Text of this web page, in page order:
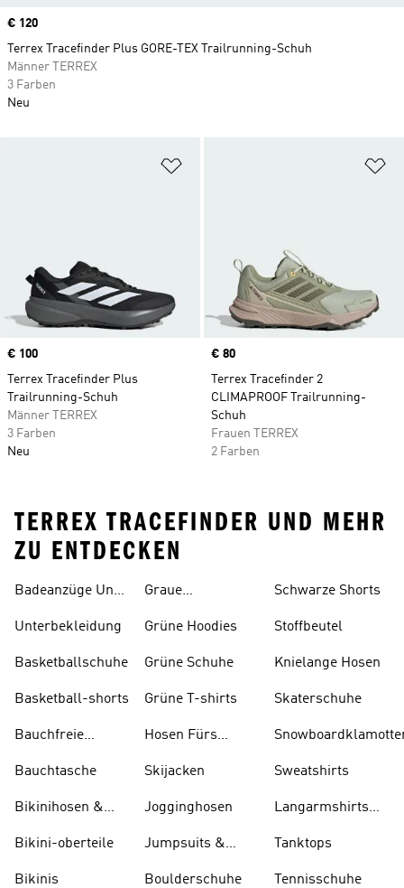
Price
€ 100
Terrex Tracefinder Plus
Trailrunning-Schuh
Männer TERREX
3 Farben
Neu
Price
€ 80
Terrex Tracefinder 2
CLIMAPROOF Trailrunning-
Schuh
Frauen TERREX
2 Farben
Price
€ 120
Terrex Tracefinder Plus GORE-TEX Trailrunning-Schuh
Männer TERREX
3 Farben
Neu
TERREX TRACEFINDER UND MEHR
ZU ENTDECKEN
Badeanzüge Und
Unterbekleidung
Basketballschuhe
Basketball-shorts
Bauchfreie
Bauchtasche
Bikinihosen &
Bikini-oberteile
Bikinis
Graue
Grüne Hoodies
Grüne Schuhe
Grüne T-shirts
Hosen Fürs
Skijacken
Jogginghosen
Jumpsuits &
Boulderschuhe
Schwarze Shorts
Stoffbeutel
Knielange Hosen
Skaterschuhe
Sweatshirts
Langarmshirts
Tanktops
Tennisschuhe